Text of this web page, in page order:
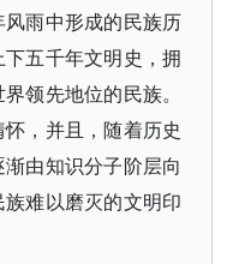
雨中形成的民族历
五千年文明史，拥
领先地位的民族。
，并且，随着历史
由知识分子阶层向
难以磨灭的文明印